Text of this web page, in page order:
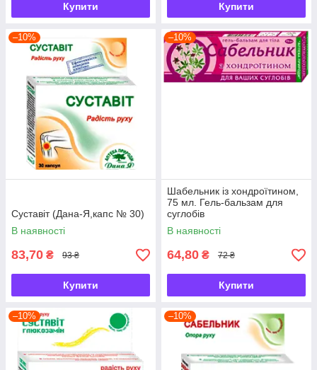
Купити Купити
–10%
Суставіт (Дана-Я,капс № 30)
В наявності
83,70 ₴ 93 ₴
Купити
–10%
Шабельник із хондроїтином,
75 мл. Гель-бальзам для
суглобів
В наявності
64,80 ₴ 72 ₴
Купити
–10% –10%